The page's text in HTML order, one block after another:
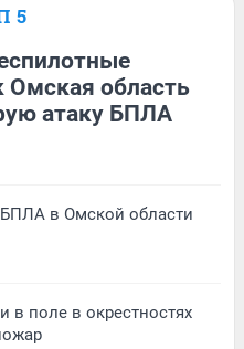
5
Омская область
атаку БПЛА
в Омской области
поле в окрестностях